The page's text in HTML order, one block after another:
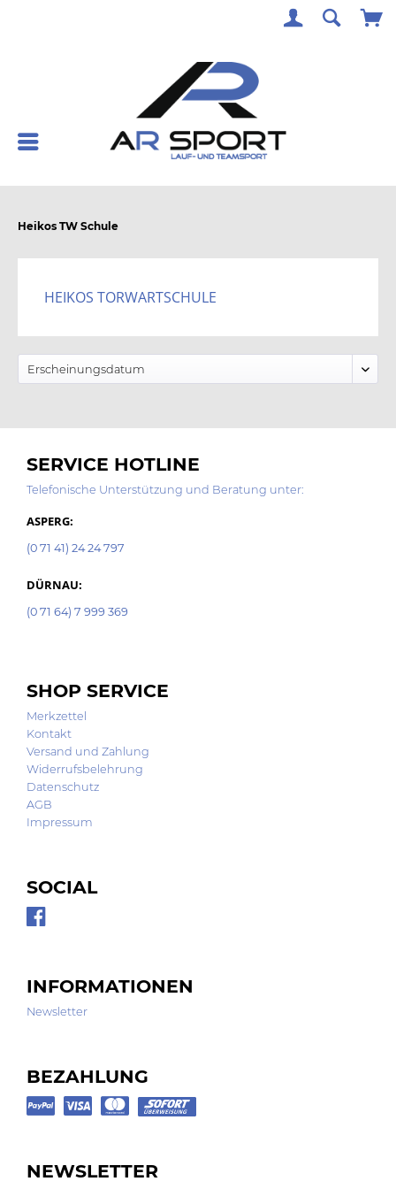
Heikos TW Schule
HEIKOS TORWARTSCHULE
SERVICE HOTLINE
Telefonische Unterstützung und Beratung unter:
ASPERG:
(0 71 41) 24 24 797
DÜRNAU:
(0 71 64) 7 999 369
SHOP SERVICE
Merkzettel
Kontakt
Versand und Zahlung
Widerrufsbelehrung
Datenschutz
AGB
Impressum
SOCIAL
INFORMATIONEN
Newsletter
BEZAHLUNG
NEWSLETTER